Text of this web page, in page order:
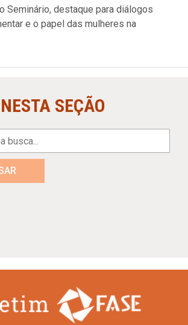
Seminário, destaque para diálogos
e o papel das mulheres na
NESTA SEÇÃO